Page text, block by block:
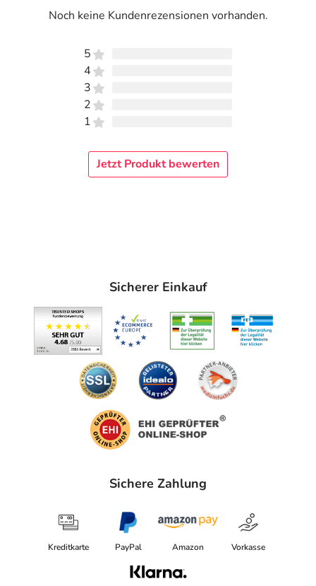
Noch keine Kundenrezensionen vorhanden.
5
4
3
2
1
Jetzt Produkt bewerten
Sicherer Einkauf
Sichere Zahlung
Kreditkarte PayPal Amazon Vorkasse